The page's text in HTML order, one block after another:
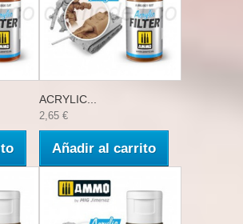
ACRYLIC...
2,65 €
Añadir al carrito